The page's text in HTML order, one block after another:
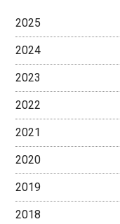
2025
2024
2023
2022
2021
2020
2019
2018